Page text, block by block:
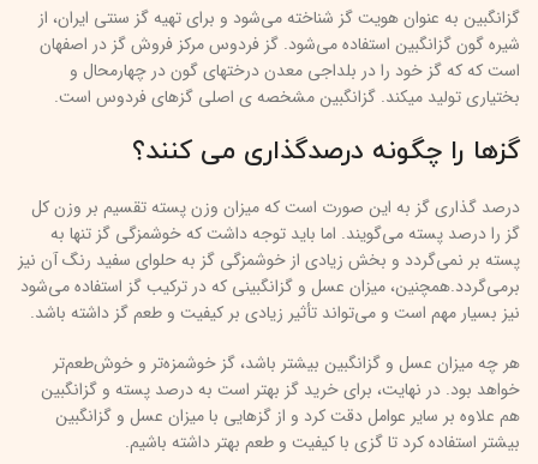
گزانگبین به عنوان هویت گز شناخته می‌شود و برای تهیه گز سنتی ایران، از
شیره گون گزانگبین استفاده می‌شود. گز فردوس مرکز فروش گز در اصفهان
است که که گز خود را در بلداجی معدن درختهای گون در چهارمحال و
بختیاری تولید میکند. گزانگبین مشخصه ی اصلی گزهای فردوس است.
گزها را چگونه درصدگذاری می کنند؟
درصد گذاری گز به این صورت است که میزان وزن پسته تقسیم بر وزن کل
گز را درصد پسته می‌گویند. اما باید توجه داشت که خوشمزگی گز تنها به
پسته بر نمی‌گردد و بخش زیادی از خوشمزگی گز به حلوای سفید رنگ آن نیز
برمی‌گردد.همچنین، میزان عسل و گزانگبینی که در ترکیب گز استفاده می‌شود
نیز بسیار مهم است و می‌تواند تأثیر زیادی بر کیفیت و طعم گز داشته باشد.
هر چه میزان عسل و گزانگبین بیشتر باشد، گز خوشمزه‌تر و خوش‌طعم‌تر
خواهد بود. در نهایت، برای خرید گز بهتر است به درصد پسته و گزانگبین
هم علاوه بر سایر عوامل دقت کرد و از گز‌هایی با میزان عسل و گزانگبین
بیشتر استفاده کرد تا گزی با کیفیت و طعم بهتر داشته باشیم.